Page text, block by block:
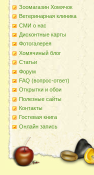
Зоомагазин Хомячок
Ветеринарная клиника
СМИ о нас
Дисконтные карты
Фотогалерея
Хомячиный блог
Статьи
Форум
FAQ (вопрос-ответ)
Открытки и обои
Полезные сайты
Контакты
Гостевая книга
Онлайн запись